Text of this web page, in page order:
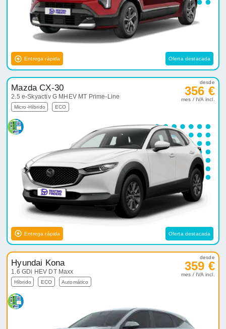
Entrega rápida Oferta destacada
Mazda CX-30
2.5 e-Skyactiv G MHEV MT Prime-Line
Micro-Híbrido ECO
desde
356 €
mes / IVA incl.
Entrega rápida Oferta destacada
Hyundai Kona
1.6 GDi HEV DT Maxx
Híbrido ECO Automático
desde
359 €
mes / IVA incl.